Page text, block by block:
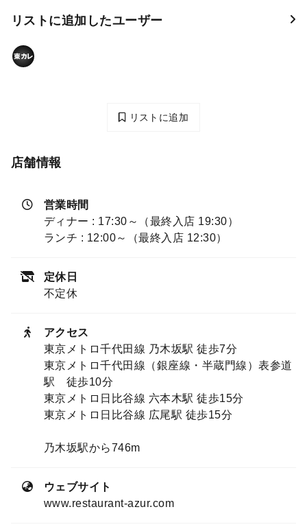
リストに追加したユーザー
リストに追加
店舗情報
営業時間
ディナー : 17:30～（最終入店 19:30）
ランチ : 12:00～（最終入店 12:30）
定休日
不定休
アクセス
東京メトロ千代田線 乃木坂駅 徒歩7分
東京メトロ千代田線（銀座線・半蔵門線）表参道
駅 徒歩10分
東京メトロ日比谷線 六本木駅 徒歩15分
東京メトロ日比谷線 広尾駅 徒歩15分
乃木坂駅から746m
ウェブサイト
www.restaurant-azur.com